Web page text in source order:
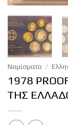
Νομίσματα /
1978
ΤΗΣ